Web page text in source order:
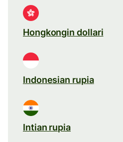
Hongkongin dollari
Indonesian rupia
Intian rupia